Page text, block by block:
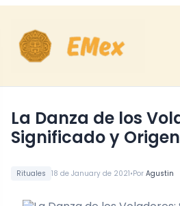
Rituales 18 de January de 2021•Por Agustin
La Danza de los Voladores:
Significado y Origen